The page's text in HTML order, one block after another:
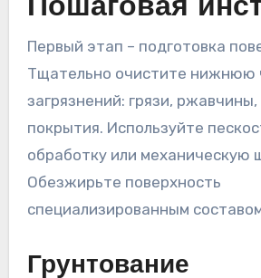
Пошаговая
Первый этап – подготовка
Тщательно очистите нижнюю
загрязнений: грязи, ржавчины,
покрытия. Используйте
обработку или механическую
Обезжирьте поверхность
специализированным
Грунтование